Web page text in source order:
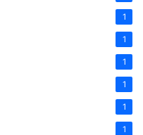
1
1
1
1
1
1